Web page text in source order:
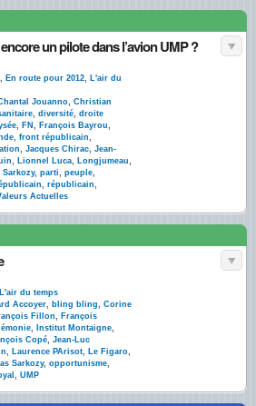
un pilote dans l’avion UMP ?
, En route pour 2012, L'air du
Jouanno, Christian
, diversité, droite
, FN , François Bayrou,
, front républicain,
, Jacques Chirac, Jean-
, Lionnel Luca, Longjumeau,
Sarkozy, parti, peuple,
, républicain,
Actuelles
L'air du temps
Accoyer, bling bling, Corine
Fillon, François
, Institut Montaigne,
Copé, Jean-Luc
, Laurence PArisot, Le Figaro,
Sarkozy, opportunisme,
, UMP